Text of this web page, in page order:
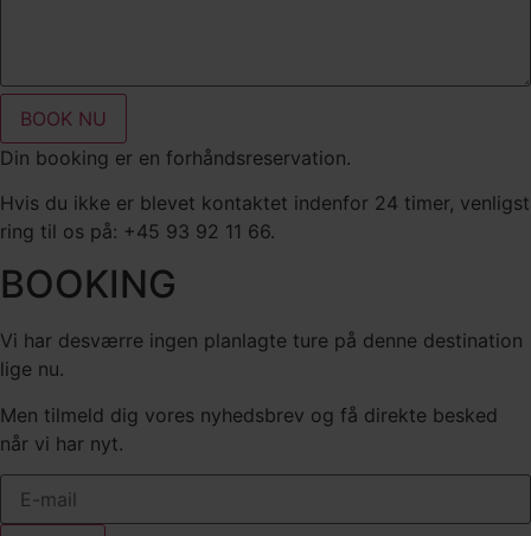
BOOK NU
Din booking er en forhåndsreservation.
Hvis du ikke er blevet kontaktet indenfor 24 timer, venligst
ring til os på: +45 93 92 11 66.
BOOKING
Vi har desværre ingen planlagte ture på denne destination
lige nu.
Men tilmeld dig vores nyhedsbrev og få direkte besked
når vi har nyt.